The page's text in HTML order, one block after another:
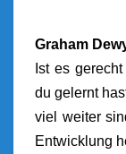
Graham
Ist es
du gelernt
viel weiter
Entwicklung